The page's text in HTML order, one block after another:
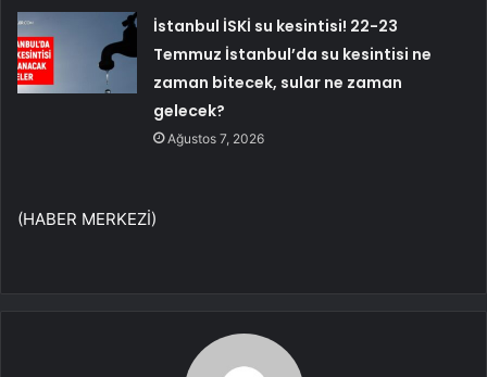
İstanbul İSKİ su kesintisi! 22-23
Temmuz İstanbul’da su kesintisi ne
zaman bitecek, sular ne zaman
gelecek?
Ağustos 7, 2026
(HABER MERKEZİ)